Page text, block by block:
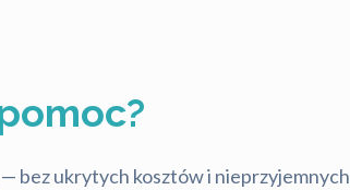
bez ukrytych kosztów i nieprzyjemnych